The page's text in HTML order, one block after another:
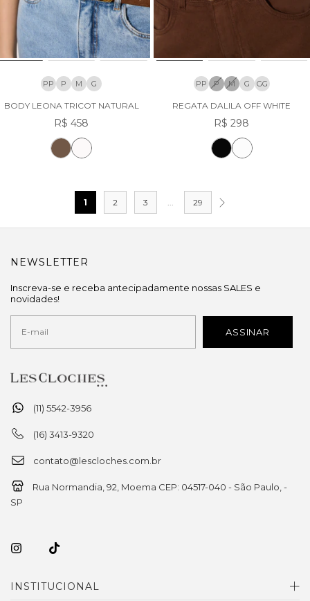
PP P M G
BODY LEONA TRICOT NATURAL
R$ 458
PP P M G GG
REGATA DALILA OFF WHITE
R$ 298
1 2 3 ... 29
(11) 5542-3956
(16) 3413-9320
contato@lescloches.com.br
Rua Normandia, 92, Moema CEP: 04517-040 - São Paulo, -
SP
INSTITUCIONAL
NEWSLETTER
Inscreva-se e receba antecipadamente nossas SALES e
novidades!